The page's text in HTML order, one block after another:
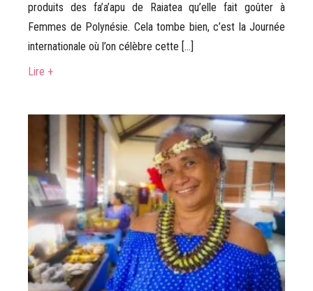
produits des fa’a’apu de Raiatea qu’elle fait goûter à
Femmes de Polynésie. Cela tombe bien, c’est la Journée
internationale où l’on célèbre cette […]
Lire +